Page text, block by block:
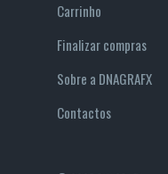
Carrinho
Finalizar compras
Sobre a DNAGRAFX
Contactos